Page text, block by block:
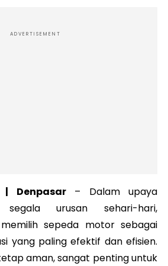
ADVERTISEMENT
| Denpasar– Dalam upaya
urusan sehari-hari,
sepeda motor sebagai
yang paling efektif dan efisien.
aman, sangat penting untuk